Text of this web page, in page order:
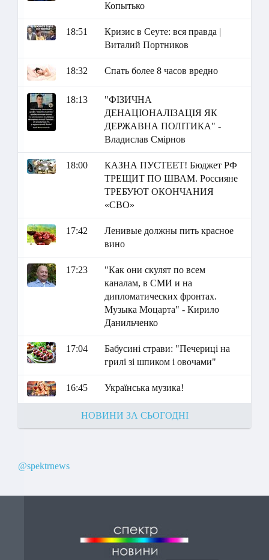
Копытько
18:51
Кризис в Сеуте: вся правда |
Виталий Портников
18:32 Спать более 8 часов вредно
18:13
"ФІЗИЧНА
ДЕНАЦІОНАЛІЗАЦІЯ ЯК
ДЕРЖАВНА ПОЛІТИКА" -
Владислав Смірнов
18:00
КАЗНА ПУСТЕЕТ! Бюджет РФ
ТРЕЩИТ ПО ШВАМ. Россияне
ТРЕБУЮТ ОКОНЧАНИЯ
«СВО»
17:42
Ленивые должны пить красное
вино
17:23
"Как они скулят по всем
каналам, в СМИ и на
дипломатических фронтах.
Музыка Моцарта" - Кирило
Данильченко
17:04
Бабусині страви: "Печериці на
грилі зі шпиком і овочами"
16:45 Українська музика!
НОВИНИ ЗА СЬОГОДНІ
@spektrnews